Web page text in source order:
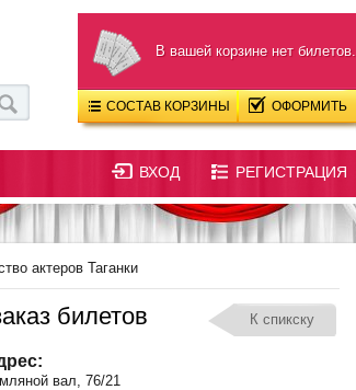
В вашей корзине нет билетов.
СОСТАВ КОРЗИНЫ ОФОРМИТЬ
ВХОД РЕГИСТРАЦИЯ
актеров Таганки
билетов К спикску
вал, 76/21